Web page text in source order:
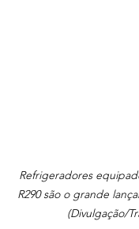
Refrigeradores
R290 são o grande
(Divulgação/